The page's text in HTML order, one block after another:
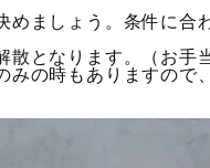
ましょう。条件に合
となります。（お手
の時もありますので